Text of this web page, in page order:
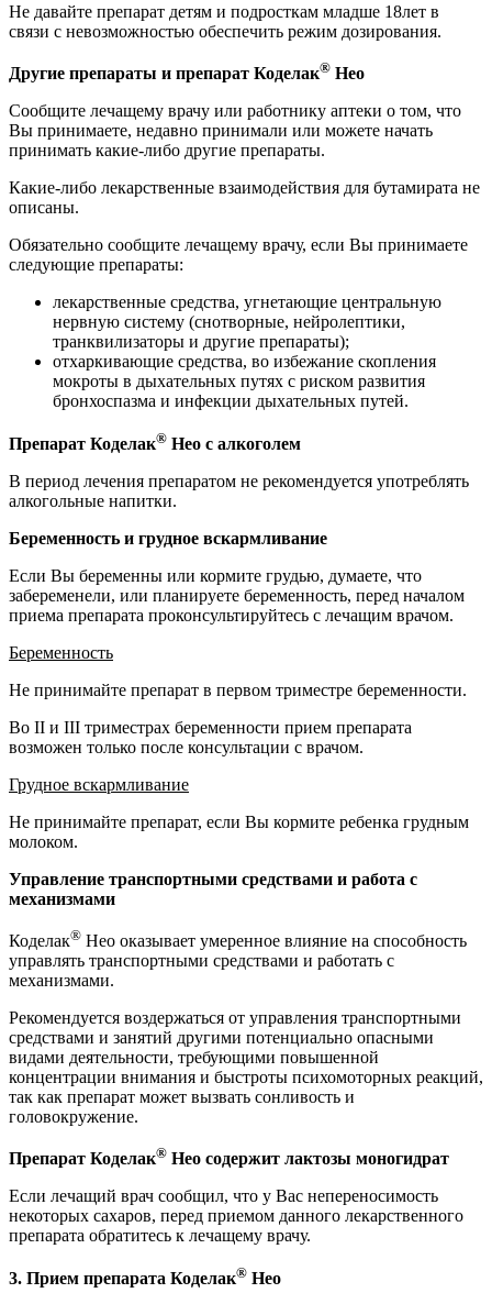
Не давайте препарат детям и подросткам младше 18лет в
связи с невозможностью обеспечить режим дозирования.
Другие препараты и препарат Коделак® Нео
Сообщите лечащему врачу или работнику аптеки о том, что
Вы принимаете, недавно принимали или можете начать
принимать какие-либо другие препараты.
Какие-либо лекарственные взаимодействия для бутамирата не
описаны.
Обязательно сообщите лечащему врачу, если Вы принимаете
следующие препараты:
лекарственные средства, угнетающие центральную
нервную систему (снотворные, нейролептики,
транквилизаторы и другие препараты);
отхаркивающие средства, во избежание скопления
мокроты в дыхательных путях с риском развития
бронхоспазма и инфекции дыхательных путей.
Препарат Коделак® Нео с алкоголем
В период лечения препаратом не рекомендуется употреблять
алкогольные напитки.
Беременность и грудное вскармливание
Если Вы беременны или кормите грудью, думаете, что
забеременели, или планируете беременность, перед началом
приема препарата проконсультируйтесь с лечащим врачом.
Беременность
Не принимайте препарат в первом триместре беременности.
Во II и III триместрах беременности прием препарата
возможен только после консультации с врачом.
Грудное вскармливание
Не принимайте препарат, если Вы кормите ребенка грудным
молоком.
Управление транспортными средствами и работа с
механизмами
Коделак® Нео оказывает умеренное влияние на способность
управлять транспортными средствами и работать с
механизмами.
Рекомендуется воздержаться от управления транспортными
средствами и занятий другими потенциально опасными
видами деятельности, требующими повышенной
концентрации внимания и быстроты психомоторных реакций,
так как препарат может вызвать сонливость и
головокружение.
Препарат Коделак® Нео содержит лактозы моногидрат
Если лечащий врач сообщил, что у Вас непереносимость
некоторых сахаров, перед приемом данного лекарственного
препарата обратитесь к лечащему врачу.
3. Прием препарата Коделак® Нео